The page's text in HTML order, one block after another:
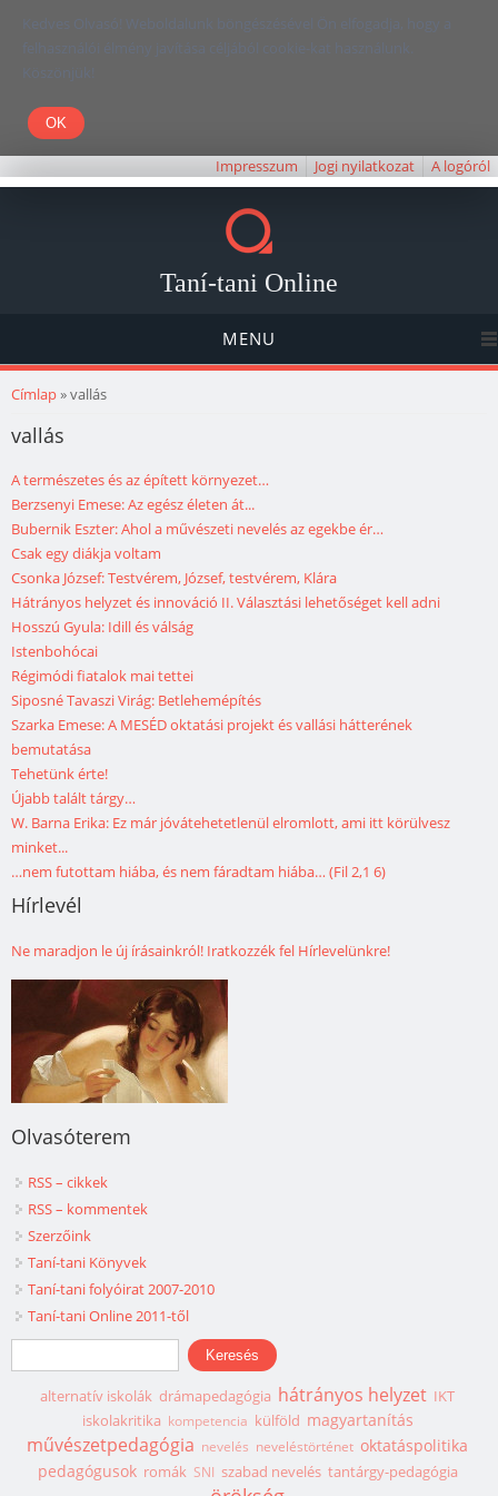
Kedves Olvasó! Weboldalunk böngészésével Ön elfogadja, hogy a
felhasználói élmény javítása céljából cookie-kat használunk.
Köszönjük!
Impresszum Jogi nyilatkozat A logóról
Taní-tani Online
MENU
Jelenlegi hely
Címlap» vallás
vallás
A természetes és az épített környezet…
Berzsenyi Emese: Az egész életen át...
Bubernik Eszter: Ahol a művészeti nevelés az egekbe ér…
Csak egy diákja voltam
Csonka József: Testvérem, József, testvérem, Klára
Hátrányos helyzet és innováció II. Választási lehetőséget kell adni
Hosszú Gyula: Idill és válság
Istenbohócai
Régimódi fiatalok mai tettei
Siposné Tavaszi Virág: Betlehemépítés
Szarka Emese: A MESÉD oktatási projekt és vallási hátterének
bemutatása
Tehetünk érte!
Újabb talált tárgy…
W. Barna Erika: Ez már jóvátehetetlenül elromlott, ami itt körülvesz
minket...
…nem futottam hiába, és nem fáradtam hiába… (Fil 2,1 6)
Hírlevél
Ne maradjon le új írásainkról! Iratkozzék fel Hírlevelünkre!
Olvasóterem
RSS – cikkek
RSS – kommentek
Szerzőink
Taní-tani Könyvek
Taní-tani folyóirat 2007-2010
Taní-tani Online 2011-től
Keresés űrlap
Keresés
alternatív iskolák drámapedagógia hátrányos helyzet IKT
iskolakritika kompetencia külföld magyartanítás
művészetpedagógia nevelés neveléstörténet oktatáspolitika
pedagógusok romák SNI szabad nevelés tantárgy-pedagógia